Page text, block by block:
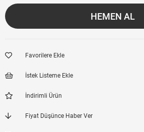
Favorilere Ekle
İstek Listeme Ekle
İndirimli Ürün
Fiyat Düşünce Haber Ver